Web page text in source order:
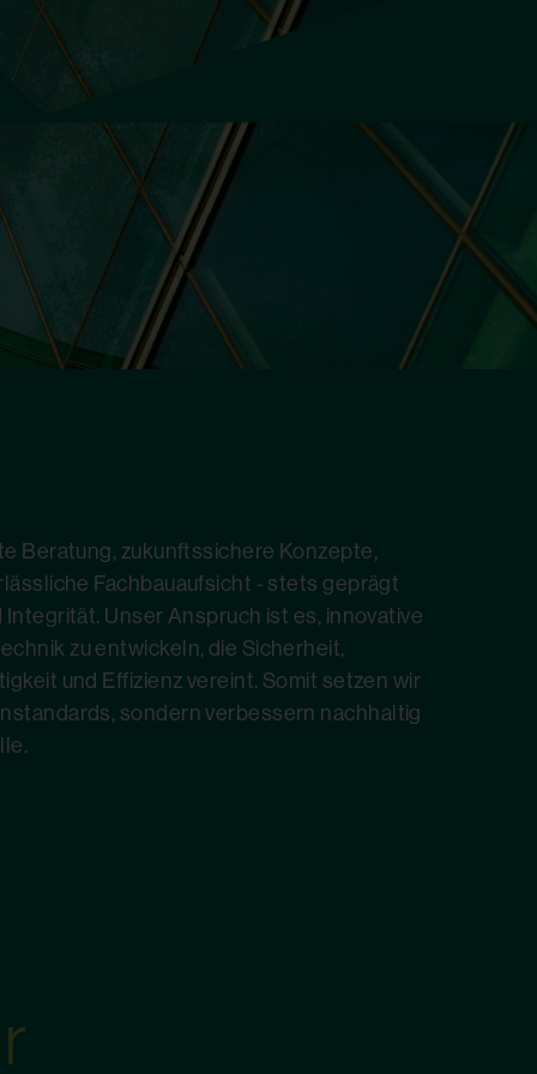
Beratung, zukunftssichere Konzepte,
Fachbauaufsicht - stets geprägt
Unser Anspruch ist es, innovative
zu entwickeln, die Sicherheit,
und Effizienz vereint. Somit setzen wir
sondern verbessern nachhaltig